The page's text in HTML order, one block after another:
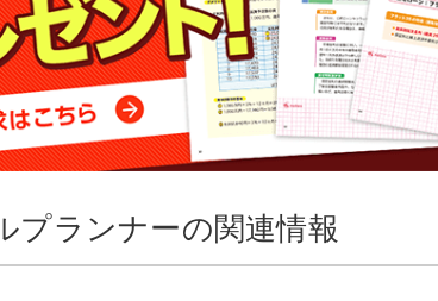
プランナーの関連情報